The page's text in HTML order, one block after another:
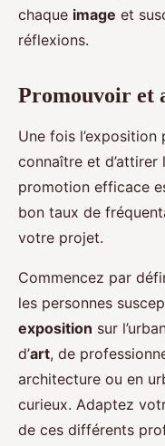
chaque image et
réflexions.
Promouvoir et
Une fois
connaître et d’attirer
promotion efficace
bon taux de
votre projet.
Commencez par
les personnes
exposition sur
d’art, de
architecture ou en
curieux. Adaptez
de ces différents